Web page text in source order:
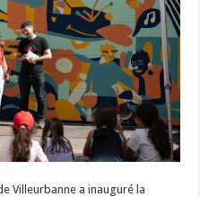
Villeurbanne a inauguré la